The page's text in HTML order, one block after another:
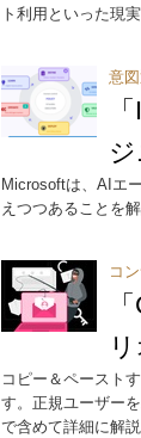
ト利用といった現
意
Microsoftは、AIエ
えつつあることを
コ
コピー＆ペースト
す。正規ユーザー
で含めて詳細に解説